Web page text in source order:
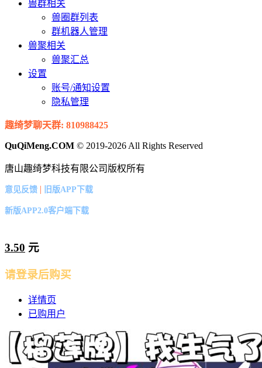
兽群相关
兽圈群列表
群机器人管理
兽聚相关
兽聚汇总
设置
账号/通知设置
隐私管理
趣绮梦聊天群: 810988425
QuQiMeng.COM © 2019-2026 All Rights Reserved
唐山趣绮梦科技有限公司版权所有
意见反馈 | 旧版APP下载
新版APP2.0客户端下载
3.50 元
请登录后购买
详情页
已购用户